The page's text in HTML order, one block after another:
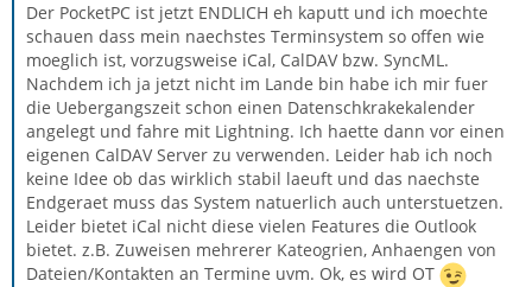
Der PocketPC ist jetzt ENDLICH eh kaputt und ich moechte
schauen dass mein naechstes Terminsystem so offen wie
moeglich ist, vorzugsweise iCal, CalDAV bzw. SyncML.
Nachdem ich ja jetzt nicht im Lande bin habe ich mir fuer
die Uebergangszeit schon einen Datenschkrakekalender
angelegt und fahre mit Lightning. Ich haette dann vor einen
eigenen CalDAV Server zu verwenden. Leider hab ich noch
keine Idee ob das wirklich stabil laeuft und das naechste
Endgeraet muss das System natuerlich auch unterstuetzen.
Leider bietet iCal nicht diese vielen Features die Outlook
bietet. z.B. Zuweisen mehrerer Kateogrien, Anhaengen von
Dateien/Kontakten an Termine uvm. Ok, es wird OT